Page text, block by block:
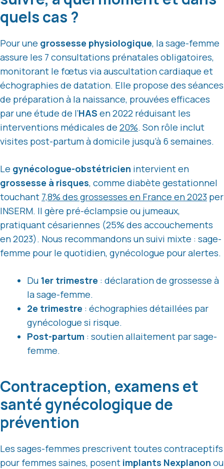
quels cas ?
Pour une grossesse physiologique, la sage-femme
assure les 7 consultations prénatales obligatoires,
monitorant le fœtus via auscultation cardiaque et
échographies de datation. Elle propose des séances
de préparation à la naissance, prouvées efficaces
par une étude de l’HAS en 2022 réduisant les
interventions médicales de 20%. Son rôle inclut
visites post-partum à domicile jusqu’à 6 semaines.
Le gynécologue-obstétricien intervient en
grossesse à risques, comme diabète gestationnel
touchant 7,8% des grossesses en France en 2023 per
INSERM. Il gère pré-éclampsie ou jumeaux,
pratiquant césariennes (25% des accouchements
en 2023). Nous recommandons un suivi mixte : sage-
femme pour le quotidien, gynécologue pour alertes.
Du 1er trimestre : déclaration de grossesse à
la sage-femme.
2e trimestre : échographies détaillées par
gynécologue si risque.
Post-partum : soutien allaitement par sage-
femme.
Contraception, examens et
santé gynécologique de
prévention
Les sages-femmes prescrivent toutes contraceptifs
pour femmes saines, posent implants Nexplanon ou